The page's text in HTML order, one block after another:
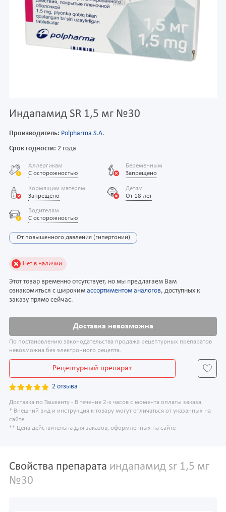
Индапамид SR 1,5 мг №30
Производитель: Polpharma S.A.
Срок годности: 2 года
Аллергикам
С осторожностью
Беременным
Запрещено
Кормящим матерям
Запрещено
Детям
От 18 лет
Водителям
С осторожностью
От повышенного давления (гипертонии)
Нет в наличии
Этот товар временно отсутствует, но мы предлагаем Вам
ознакомиться с широким ассортиментом аналогов, доступных к
заказу прямо сейчас.
Доставка невозможна
По постановлению законодательства продажа рецептурных препаратов
невозможна без электронного рецепта.
Рецептурный препарат
2 отзыва
Доставка по Ташкенту - В течение 2-х часов с момента оплаты заказа.
* Внешний вид и инструкция к товару могут отличаться от указанных на
сайте
** Цена действительна для заказов, оформленных на сайте
Свойства препарата индапамид sr 1,5 мг
№30